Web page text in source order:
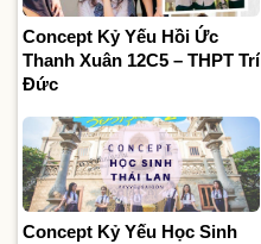
Concept Kỷ Yếu Hồi Ức
Thanh Xuân 12C5 – THPT Trí
Đức
Concept Kỷ Yếu Học Sinh